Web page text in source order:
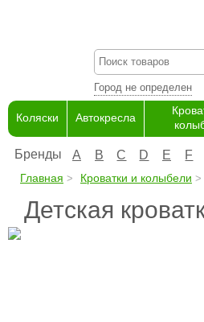
Город не определен
Коляски Автокресла
Бренды A B C D E F
Главная Кроватки и колыбели
Детская